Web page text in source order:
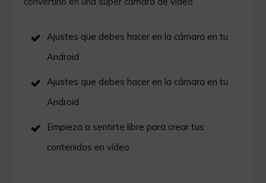
Ajustes que debes hacer en la cámara en tu
Android
Ajustes que debes hacer en la cámara en tu
Android
Empieza a sentirte libre para crear tus
contenidos en vídeo